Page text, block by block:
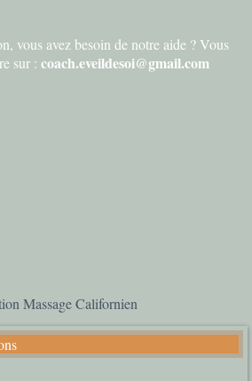
vous avez besoin de notre aide ? Vous
sur : coach.eveildesoi@gmail.com
Massage Californien